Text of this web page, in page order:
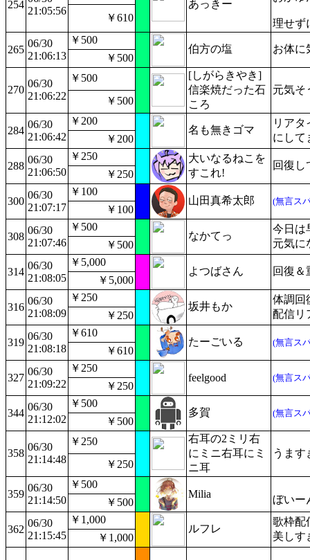
254
21:05:56
あっきー
理せず
￥610
265
06/30
21:06:13
￥500
伯方の塩 お体に
￥500
270
06/30
21:06:22
￥500
[しがらきやき]
信楽焼だった石
ころ
元気そ
￥500
284
06/30
21:06:42
￥200
名も無きゴマ
リア
にして
￥200
288
06/30
21:06:50
￥250
大いなるねこを
すこれ!
回復し
￥250
300
06/30
21:07:17
￥100
山田真希太郎 (無言ス
￥100
308
06/30
21:07:46
￥500
なかてっ
今日は
元気に
￥500
314
06/30
21:08:05
￥5,000
よつばさん 回復＆
￥5,000
316
06/30
21:08:09
￥250
坂井もか
体調回
配信リ
￥250
319
06/30
21:08:18
￥610
たーごいる (無言ス
￥610
327
06/30
21:09:22
￥250
feelgood
(無言ス
￥250
344
06/30
21:12:02
￥500
多賀 (無言ス
￥500
358
06/30
21:14:48
￥250
右耳の2ミリ右
にミニ右耳にミ
ニ耳
うます
￥250
359
06/30
21:14:50
￥500
Milia
ぼい
￥500
362
06/30
21:15:45
￥1,000
ルフレ
歌枠配
美しす
￥1,000